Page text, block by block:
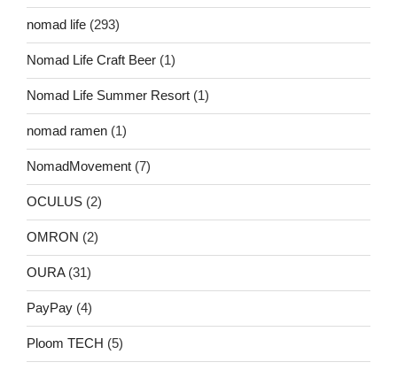
nomad life (293)
Nomad Life Craft Beer (1)
Nomad Life Summer Resort (1)
nomad ramen (1)
NomadMovement (7)
OCULUS (2)
OMRON (2)
OURA(31)
PayPay (4)
Ploom TECH (5)